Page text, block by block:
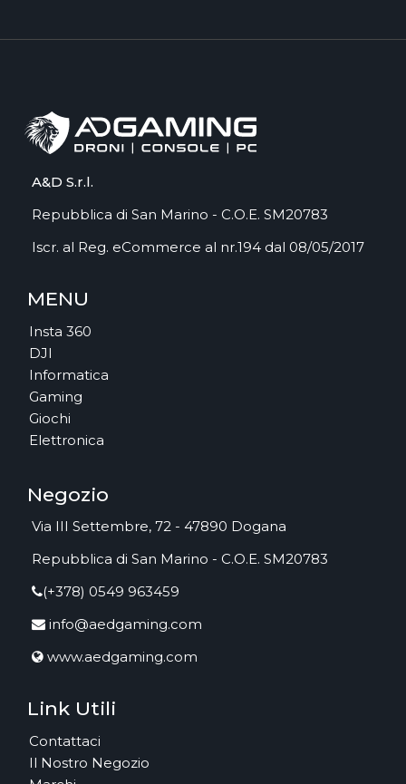
A&D S.r.l.
Repubblica di San Marino - C.O.E. SM20783
Iscr. al Reg. eCommerce al nr.194 dal 08/05/2017
MENU
Insta 360
DJI
Informatica
Gaming
Giochi
Elettronica
Negozio
Via III Settembre, 72 - 47890 Dogana
Repubblica di San Marino - C.O.E. SM20783
(+378) 0549 963459
info@aedgaming.com
www.aedgaming.com
Link Utili
Contattaci
Il Nostro Negozio